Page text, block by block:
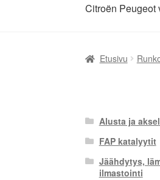
Citroën Peugeot
Etusivu
Alusta ja
FAP katalyytit
Jäähdytys,
ilmastointi